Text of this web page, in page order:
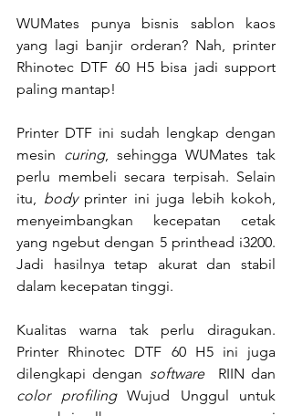
WUMates punya bisnis sablon kaos
yang lagi banjir orderan? Nah, printer
Rhinotec DTF 60 H5 bisa jadi support
paling mantap!
Printer DTF ini sudah lengkap dengan
mesin curing, sehingga WUMates tak
perlu membeli secara terpisah. Selain
itu, body printer ini juga lebih kokoh,
menyeimbangkan kecepatan cetak
yang ngebut dengan 5 printhead i3200.
Jadi hasilnya tetap akurat dan stabil
dalam kecepatan tinggi.
Kualitas warna tak perlu diragukan.
Printer Rhinotec DTF 60 H5 ini juga
dilengkapi dengan software
color profiling Wujud Unggul untuk